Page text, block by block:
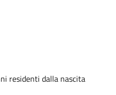
residenti dalla nascita